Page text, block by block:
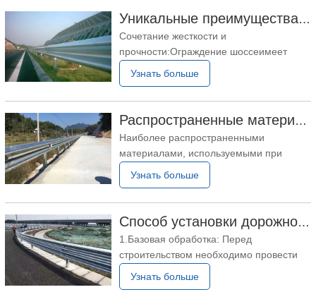
Уникальные преимущества и применимые сценарии дорожных ограждений
Сочетание жесткости и
прочности:Ограждение шоссеимеет
прочности, которая может эффективно
уменьшая ущерб транспортным
средствам и пассажирам. Функция
прицельного наведения:ограждение
шоссеимеет красивый внешний вид и
может
Узнать больше
Распространенные материалы, используемые при изготовлении дорожных ограждений
Наиболее распространенными
материалами, используемыми при
являются сталь, алюминиевый сплав и
играет важную роль в
производствеограждение
шоссеблагодаря своей высокой
прочности и долговечности. Он может
эффективно предотвращать
Узнать больше
Способ установки дорожного ограждения
1.Базовая обработка: Перед
строительством необходимо провести
покрытия, включая устройство пандусов,
Узнать больше